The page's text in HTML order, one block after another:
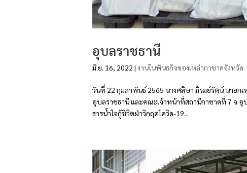
อุบลราชธานี
มิ.ย. 16, 2022 | งานในพันธกิจของเหล่ากาชาดจังหวัด
วันที่ 22 กุมภาพันธ์ 2565 นางศลิษา ภิรมย์รัตน์ นายก
อุบลราชธานี และคณะเจ้าหน้าที่สถานีกาชาดที่ 7 จ.
ธารน้ำใจกู้ชีวิตฝ่าวิกฤตโควิด-19...